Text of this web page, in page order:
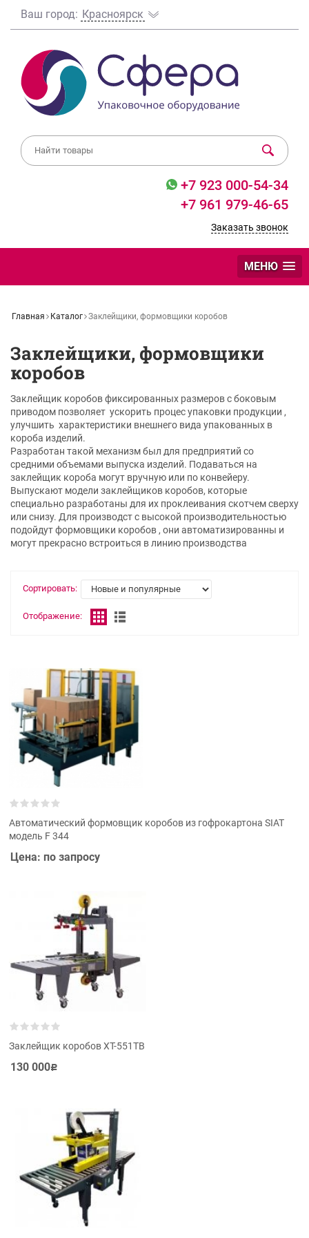
Ваш город: Красноярск
+7 923 000-54-34
+7 961 979-46-65
Заказать звонок
МЕНЮ
Главная Каталог Заклейщики, формовщики коробов
Заклейщики, формовщики
коробов
Заклейщик коробов фиксированных размеров с боковым
приводом позволяет ускорить процес упаковки продукции ,
улучшить характеристики внешнего вида упакованных в
короба изделий.
Разработан такой механизм был для предприятий со
средними объемами выпуска изделий. Подаваться на
заклейщик короба могут вручную или по конвейеру.
Выпускают модели заклейщиков коробов, которые
специально разработаны для их проклеивания скотчем сверху
или снизу. Для производст с высокой производительностью
подойдут формовщики коробов , они автоматизированны и
могут прекрасно встроиться в линию производства
Сортировать:
Отображение:
Автоматический формовщик коробов из гофрокартона SIAT
модель F 344
Цена: по запросу
Заклейщик коробов XT-551TB
130 000Р